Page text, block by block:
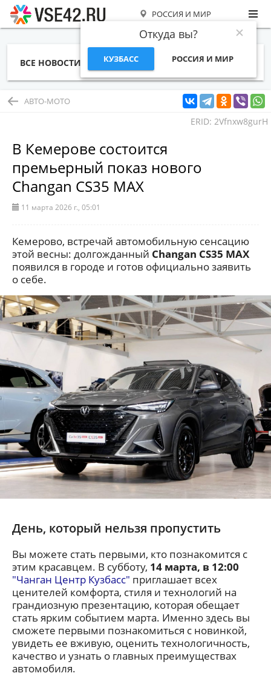
РОССИЯ И МИР
Откуда вы?
КУЗБАСС РОССИЯ И МИР
ВСЕ НОВОСТИ СТАТЬИ ТЕМЫ ФОТО
АВТО-МОТО
ERID: 2Vfnxw8gurH
В Кемерове состоится
премьерный показ нового
Changan CS35 MAX
11 марта 2026 г., 05:01
Кемерово, встречай автомобильную сенсацию
этой весны: долгожданный Changan CS35 MAX
появился в городе и готов официально заявить
о себе.
День, который нельзя пропустить
Вы можете стать первыми, кто познакомится с
этим красавцем. В субботу, 14 марта, в 12:00
"Чанган Центр Кузбасс" приглашает всех
ценителей комфорта, стиля и технологий на
грандиозную презентацию, которая обещает
стать ярким событием марта. Именно здесь вы
сможете первыми познакомиться с новинкой,
увидеть ее вживую, оценить технологичность,
качество и узнать о главных преимуществах
автомобиля.